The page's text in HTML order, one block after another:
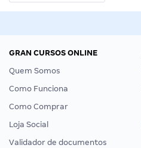
GRAN CURSOS ONLINE
Quem Somos
Como Funciona
Como Comprar
Loja Social
Validador de documentos